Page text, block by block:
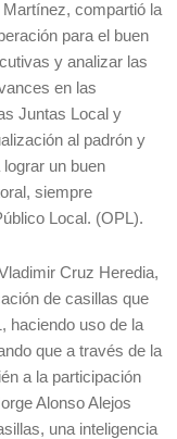
compartió la
para el buen
y analizar las
en las
Juntas Local y
al padrón y
un buen
siempre
Local. (OPL).
Cruz Heredia,
de casillas que
haciendo uso de la
que a través de la
a la participación
Alonso Alejos
una inteligencia